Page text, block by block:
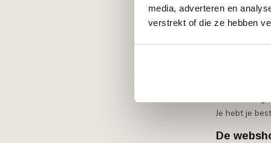
media, adverteren en
verstrekt of die ze hebben
Wanneer
De
Je
Het pakket
Je hebt je
De